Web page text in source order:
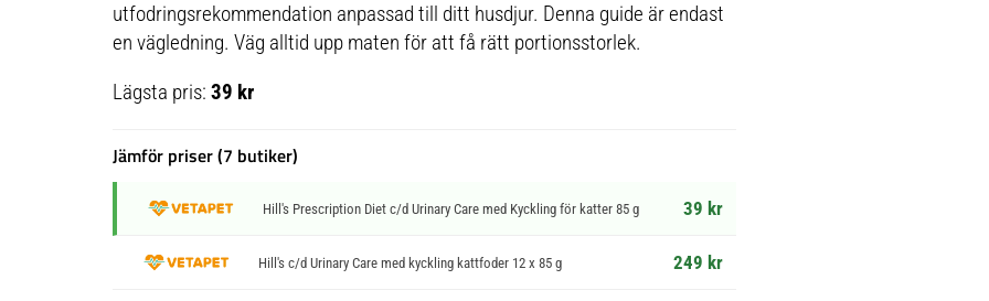
utfodringsrekommendation anpassad till ditt husdjur. Denna guide är endast
en vägledning. Väg alltid upp maten för att få rätt portionsstorlek.
Lägsta pris: 39 kr
Jämför priser (7 butiker)
Hill's Prescription Diet c/d Urinary Care med Kyckling för katter 85 g 39 kr
Hill's c/d Urinary Care med kyckling kattfoder 12 x 85 g 249 kr